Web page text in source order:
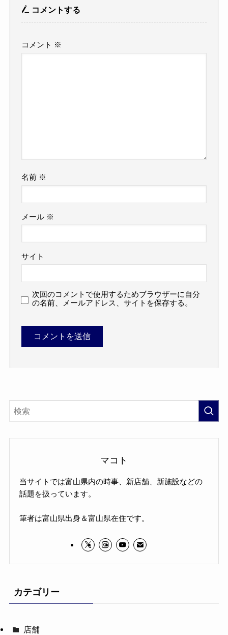
コメントする
コメント ※
名前 ※
メール ※
サイト
次回のコメントで使用するためブラウザーに自分
の名前、メールアドレス、サイトを保存する。
マコト
当サイトでは富山県内の時事、新店舗、新施設などの
話題を扱っています。
筆者は富山県出身＆富山県在住です。
カテゴリー
店舗